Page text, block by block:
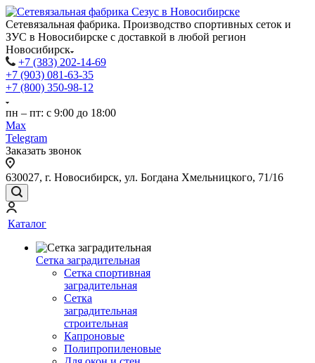
Сетевязальная фабрика. Производство спортивных сеток и
ЗУС в Новосибирске с доставкой в любой регион
Новосибирск
+7 (383) 202-14-69
+7 (903) 081-63-35
+7 (800) 350-98-12
пн – пт: с 9:00 до 18:00
Max
Telegram
Заказать звонок
630027, г. Новосибирск, ул. Богдана Хмельницкого, 71/16
Каталог
Сетка заградительная
Сетка спортивная
заградительная
Сетка
заградительная
строительная
Капроновые
Полипропиленовые